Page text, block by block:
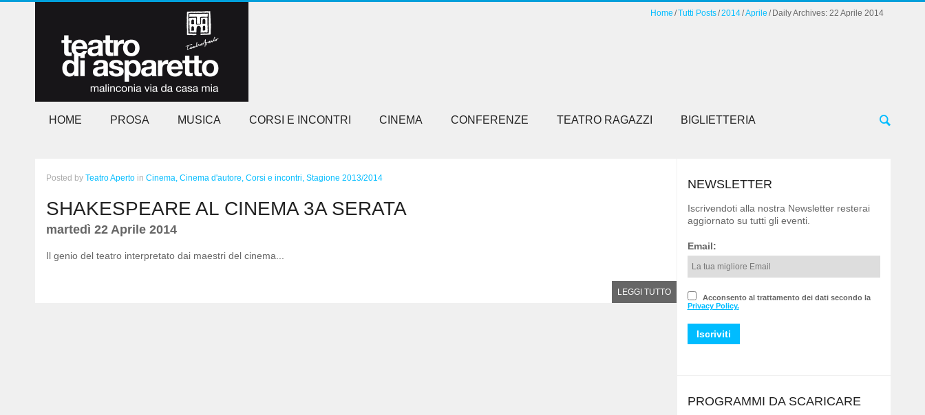
Home Tutti Posts 2014 Aprile Daily Archives: 22 Aprile 2014
HOME PROSA MUSICA CORSI E INCONTRI CINEMA CONFERENZE TEATRO RAGAZZI BIGLIETTERIA
Posted by Teatro Aperto in Cinema, Cinema d'autore, Corsi e incontri, Stagione 2013/2014
SHAKESPEARE AL CINEMA 3A SERATA
martedì 22 Aprile 2014
Il genio del teatro interpretato dai maestri del cinema...
LEGGI TUTTO
NEWSLETTER
Iscrivendoti alla nostra Newsletter resterai
aggiornato su tutti gli eventi.
Email:
Acconsento al trattamento dei dati secondo la
Privacy Policy.
PROGRAMMI DA SCARICARE